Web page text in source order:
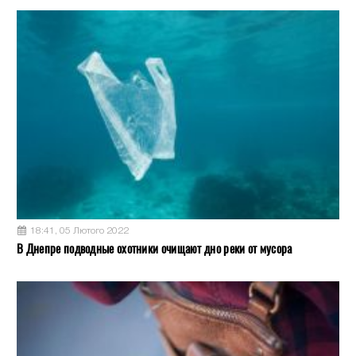
18:41, 05 Лютого 2022
В Днепре подводные охотники очищают дно реки от мусора